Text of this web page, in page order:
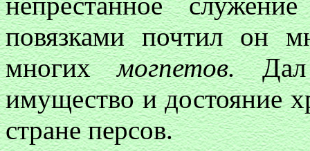
повязками почтил он
многихмогпетов.Дал
имущество и достояние
стране персов.